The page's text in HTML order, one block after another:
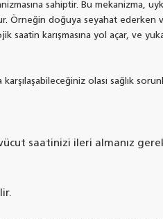
sahiptir. Bu mekanizma,
Örneğin doğuya seyahat ederken
saatin karışmasına yol açar, ve
olası sağlık
saatinizi ileri almanız